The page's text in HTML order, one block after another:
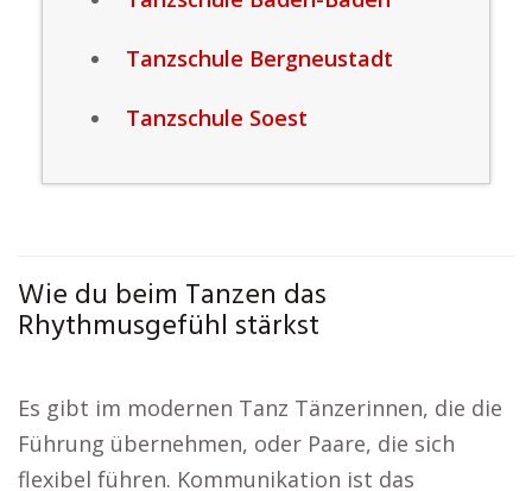
Tanzschule Bergneustadt
Tanzschule Soest
Wie du beim Tanzen das
Rhythmusgefühl stärkst
Es gibt im modernen Tanz Tänzerinnen, die die
Führung übernehmen, oder Paare, die sich
flexibel führen. Kommunikation ist das